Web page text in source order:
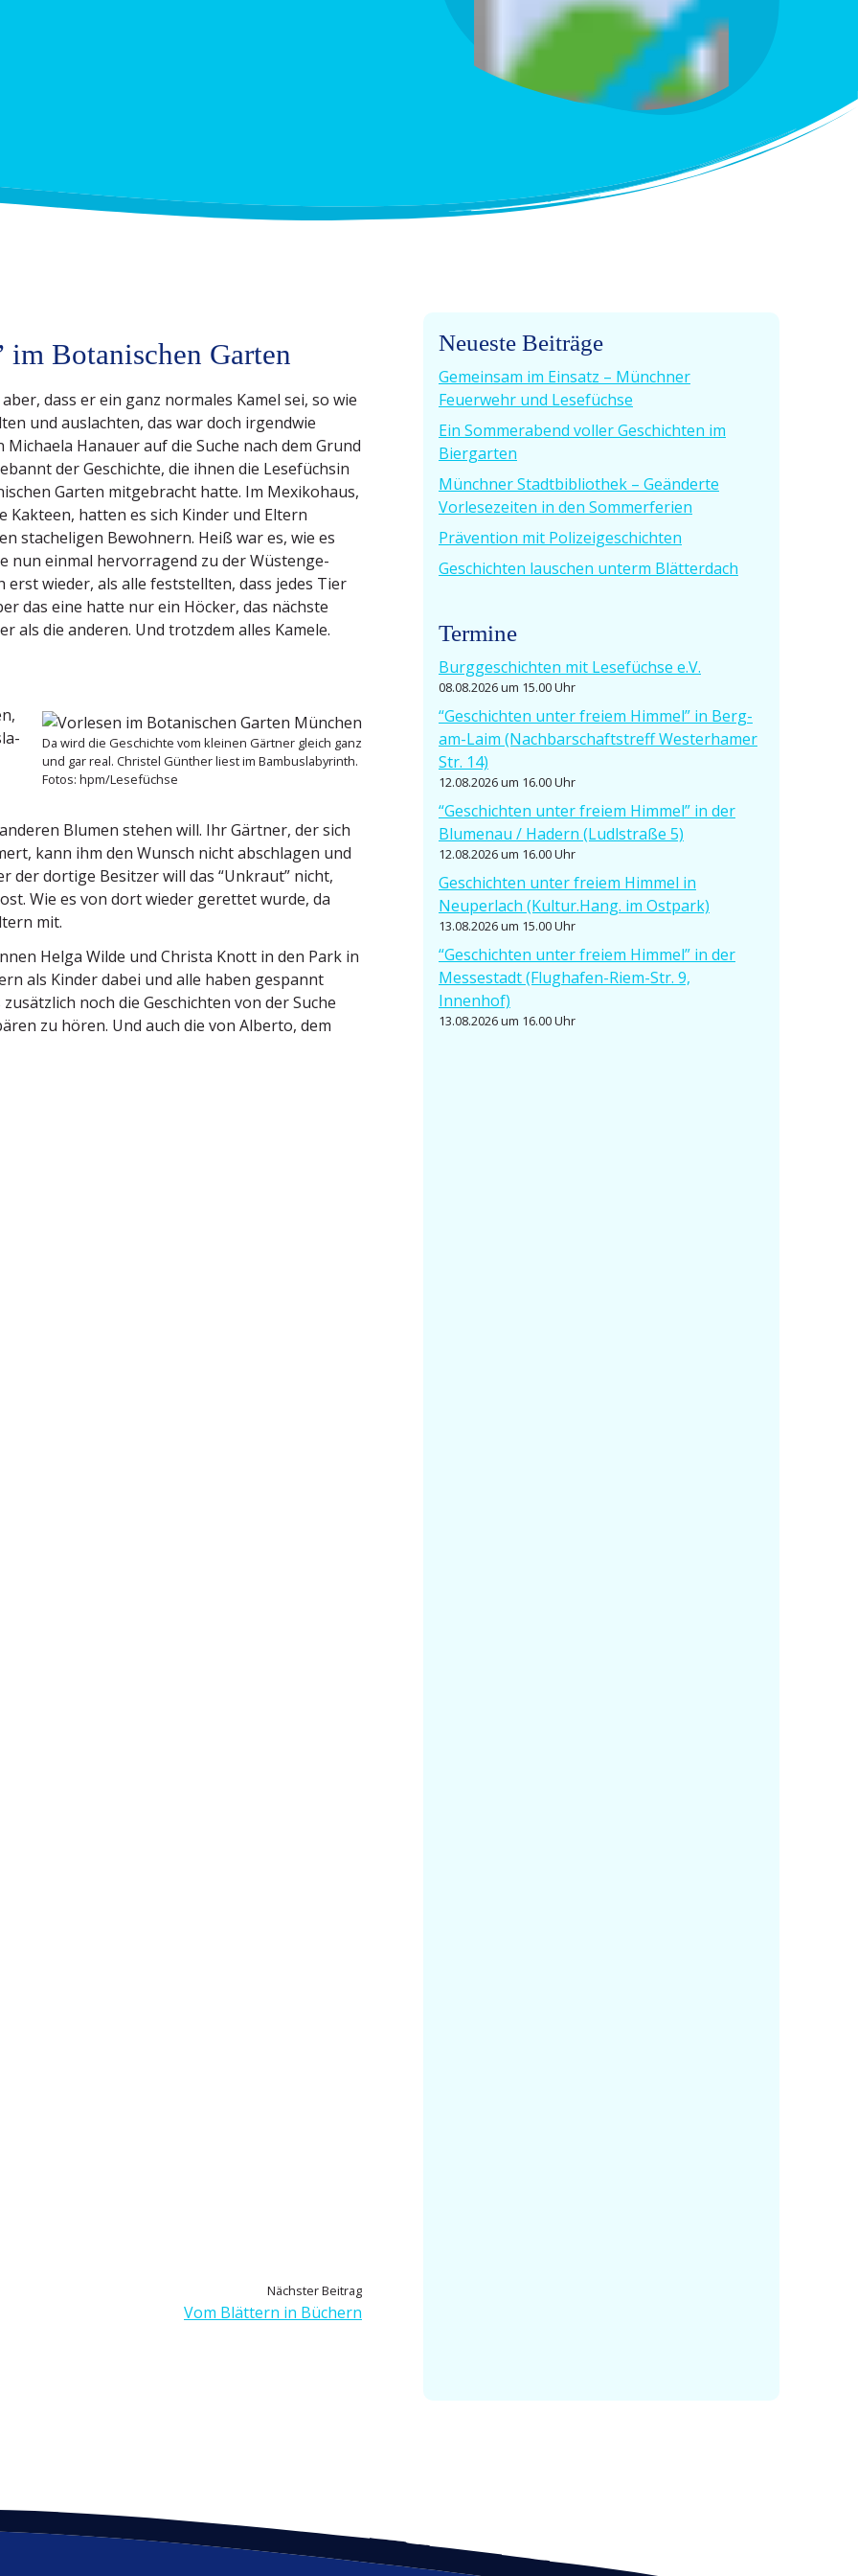
im Botani­schen Garten
dass er ein ganz normales Kamel sei, so wie
und auslachten, das war doch irgendwie
Hanauer auf die Suche nach dem Grund
der Geschichte, die ihnen die Lesefüchsin
Garten mitge­bracht hatte. Im Mexikohaus,
Kakteen, hatten es sich Kinder und Eltern
stache­ligen Bewohnern. Heiß war es, wie es
nun einmal hervor­ragend zu der Wüsten­ge­
wieder, als alle feststellten, dass jedes Tier
das eine hatte nur ein Höcker, das nächste
als die anderen. Und trotzdem alles Kamele.
Da wird die Geschichte vom kleinen Gärtner gleich ganz
und gar real. Christel Günther liest im Bambus­la­by­rinth.
Fotos: hpm/Lesefüchse
Blumen stehen will. Ihr Gärtner, der sich
kann ihm den Wunsch nicht abschlagen und
der dortige Besitzer will das “Unkraut” nicht,
Wie es von dort wieder gerettet wurde, da
mit.
Helga Wilde und Christa Knott in den Park in
als Kinder dabei und alle haben gespannt
noch die Geschichten von der Suche
zu hören. Und auch die von Alberto, dem
Nächster BeitragN
ä
t
r
Vom Blättern in Büchern
Neueste Beiträge
Gemeinsam im Einsatz – Münchner
Feuerwehr und Lesefüchse
Ein Sommer­abend voller Geschichten im
Biergarten
Münchner Stadt­bi­bliothek – Geänderte
Vorle­se­zeiten in den Sommerferien
Prävention mit Polizeigeschichten
Geschichten lauschen unterm Blätterdach
Termine
Burgge­schichten mit Lesefüchse e.V.
08.08.2026 um 15.00 Uhr
“Geschichten unter freiem Himmel” in Berg-
am-Laim (Nachbar­schafts­treff Wester­hamer
Str. 14)
12.08.2026 um 16.00 Uhr
“Geschichten unter freiem Himmel” in der
Blumenau / Hadern (Ludlstraße 5)
12.08.2026 um 16.00 Uhr
Geschichten unter freiem Himmel in
Neuperlach (Kultur.Hang. im Ostpark)
13.08.2026 um 15.00 Uhr
“Geschichten unter freiem Himmel” in der
Messe­stadt (Flughafen-Riem-Str. 9,
Innenhof)
13.08.2026 um 16.00 Uhr